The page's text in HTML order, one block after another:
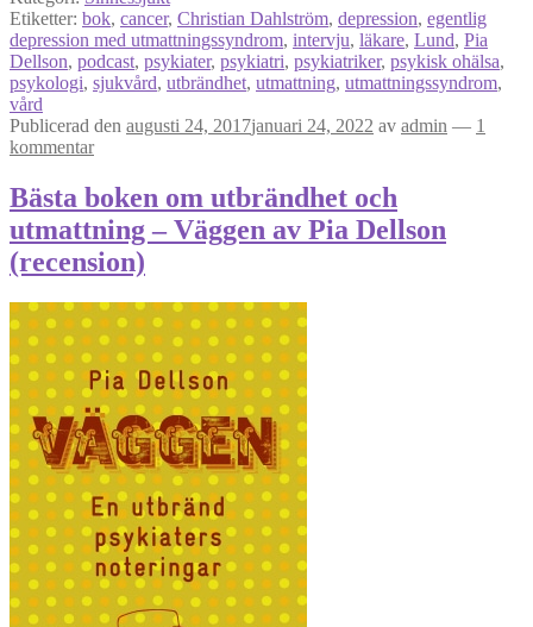
Etiketter: bok, cancer, Christian Dahlström, depression, egentlig
depression med utmattningssyndrom, intervju, läkare, Lund, Pia
Dellson, podcast, psykiater, psykiatri, psykiatriker, psykisk ohälsa,
psykologi, sjukvård, utbrändhet, utmattning, utmattningssyndrom,
vård
Publicerad den augusti 24, 2017januari 24, 2022 av admin — 1
kommentar
Bästa boken om utbrändhet och
utmattning – Väggen av Pia Dellson
(recension)